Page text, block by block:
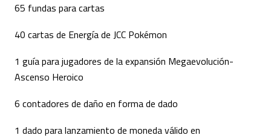
65 fundas para cartas
40 cartas de Energía de JCC Pokémon
1 guía para jugadores de la expansión Megaevolución-
Ascenso Heroico
6 contadores de daño en forma de dado
1 dado para lanzamiento de moneda válido en